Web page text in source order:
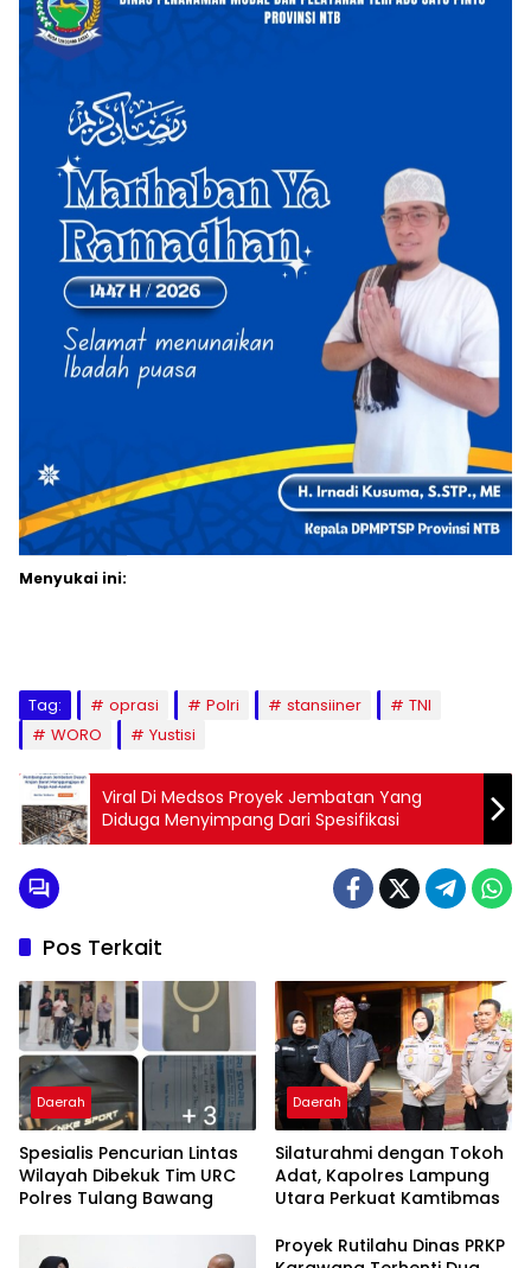
Menyukai ini:
Tag: oprasi Polri stansiiner
TNI
WORO
Yustisi
Viral Di Medsos Proyek Jembatan Yang
Diduga Menyimpang Dari Spesifikasi
Pos Terkait
Daerah
Spesialis Pencurian Lintas
Wilayah Dibekuk Tim URC
Polres Tulang Bawang
Daerah
Silaturahmi dengan Tokoh
Adat, Kapolres Lampung
Utara Perkuat Kamtibmas
Proyek Rutilahu Dinas PRKP